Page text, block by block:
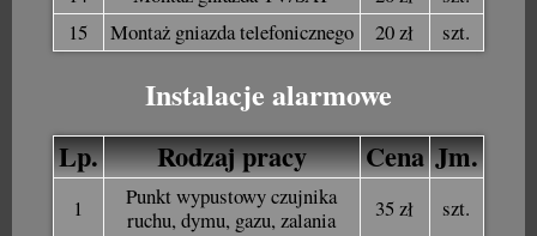
15
Montaż gniazda telefonicznego 20 zł szt.
Instalacje alarmowe
Lp. Rodzaj pracy Cena Jm.
1
Punkt wypustowy czujnika
ruchu, dymu, gazu, zalania
35 zł
szt.